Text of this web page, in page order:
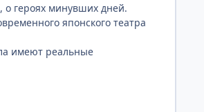
о героях минувших дней.
японского театра
имеют реальные